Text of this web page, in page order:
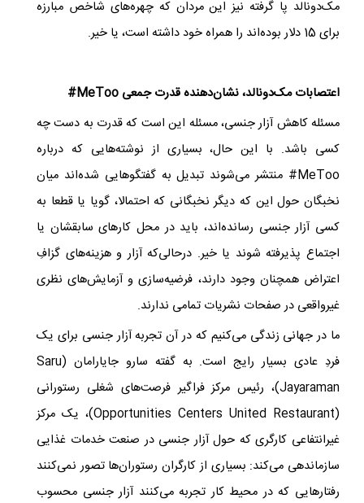
مک‌دونالد پا گرفته نیز این مردان که چهره‌های شاخص مبارزه
برای 15 دلار بوده‌اند را همراه خود داشته است، یا خیر.
اعتصابات مک‌دونالد، نشان‌دهنده‌‌ قدرت جمعی #MeToo
مسئله کاهش آزار جنسی، مسئله این است که قدرت به دست چه
کسی باشد. ​با این حال، بسیاری از نوشته‌هایی که درباره
#MeToo منتشر می‌شوند تبدیل به گفتگوهایی شده‌اند میان
نخبگان حول این که دیگر نخبگانی که احتمالا، گویا یا قطعا به
کسی آزار جنسی رسانده‌اند، باید در محل کارهای سابقشان یا
اجتماع پذیرفته شوند یا خیر. درحالی‌که آزار و هزینه‌های گزافِ
اعتراض همچنان وجود دارند، فرضیه‌سازی و آزمایشهای نظری
غیرواقعی در صفحات نشریات تمامی ندارند.
ما در جهانی زندگی می‌کنیم که در آن تجربه آزار جنسی برای یک
فردِ عادی بسیار رایج است. به گفته سارو جایارامان (Saru
Jayaraman)، رئیس مرکز فراگیر فرصت‌های شغلی رستورانی
(
Restaurant
Opportunities Centers United)، یک مرکز
غیرانتفاعی کارگری که حول آزار جنسی در صنعت خدمات غذایی
سازماندهی می‌کند: بسیاری از کارگران رستوران‌ها تصور نمی‌کنند
رفتارهایی که در محیط کار تجربه می‌کنند آزار جنسی محسوب